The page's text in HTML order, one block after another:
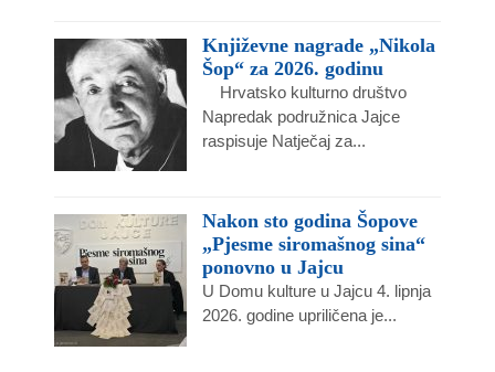
Književne nagrade „Nikola
Šop“ za 2026. godinu
Hrvatsko kulturno društvo
Napredak podružnica Jajce
raspisuje Natječaj za...
Nakon sto godina Šopove
„Pjesme siromašnog sina“
ponovno u Jajcu
U Domu kulture u Jajcu 4. lipnja
2026. godine upriličena je...